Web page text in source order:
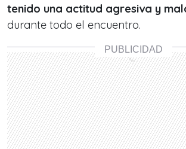
tenido una actitud agresiva y
durante todo el encuentro.